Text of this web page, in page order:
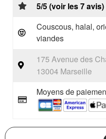
5/5 (voir les 7 avis)
Couscous, halal,
viandes
175 Avenue des
13004 Marseille
Moyens de